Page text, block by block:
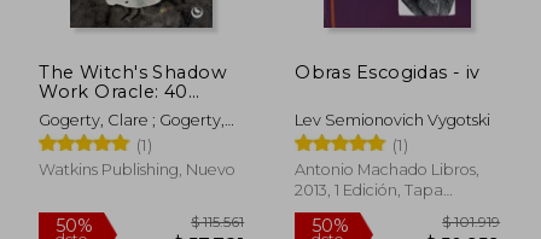
The Witch's Shadow
Work Oracle: 40
Cards for Wandering
Through the Forest
of Your Subconscious
(en Inglés)
Gogerty, Clare ; Gogerty,
Clare
(1)
Watkins Publishing, Nuevo
Obras Escogidas - iv
Lev Semionovich Vygotski
(1)
Antonio Machado Libros,
2013, 1 Edición, Tapa
Blanda, Nuevo